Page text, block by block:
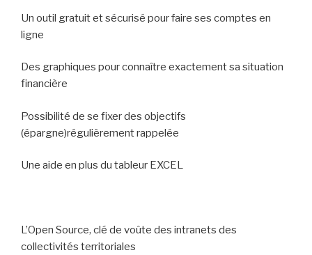
Un outil gratuit et sécurisé pour faire ses comptes en
ligne
Des graphiques pour connaître exactement sa situation
financière
Possibilité de se fixer des objectifs
(épargne)régulièrement rappelée
Une aide en plus du tableur EXCEL
L’Open Source, clé de voûte des intranets des
collectivités territoriales